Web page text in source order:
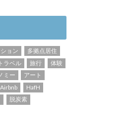
ョン
多拠点居住
ラベル 旅行
体験
ミー
アート
Airbnb
HafH
脱炭素